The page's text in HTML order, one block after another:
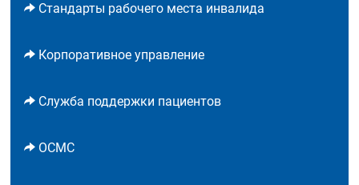
Стандарты рабочего места инвалида
Корпоративное управление
Служба поддержки пациентов
ОСМС